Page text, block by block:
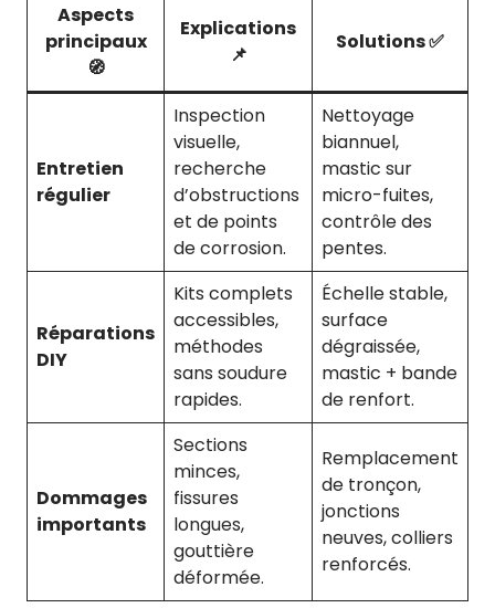
Aspects
principaux
🧭
Explications
📌
Solutions✅
Entretien
régulier
Inspection
visuelle,
recherche
d’obstructions
et de points
de corrosion.
Nettoyage
biannuel,
mastic sur
micro-fuites,
contrôle des
pentes.
Réparations
DIY
Kits complets
accessibles,
méthodes
sans soudure
rapides.
Échelle stable,
surface
dégraissée,
mastic + bande
de renfort.
Dommages
importants
Sections
minces,
fissures
longues,
gouttière
déformée.
Remplacement
de tronçon,
jonctions
neuves, colliers
renforcés.